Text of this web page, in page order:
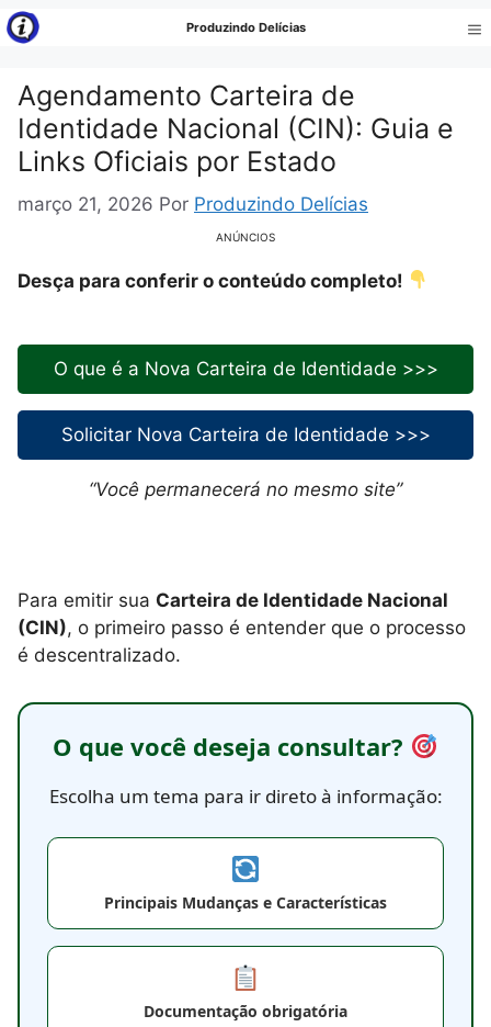
Pular
para
conteúdo
Produzindo Delícias
Agendamento Carteira de
Identidade Nacional (CIN): Guia e
Links Oficiais por Estado
março 21, 2026 Por Produzindo Delícias
ANÚNCIOS
Desça para conferir o conteúdo completo!
O que é a Nova Carteira de Identidade >>>
Solicitar Nova Carteira de Identidade >>>
“Você permanecerá no mesmo site”
Para emitir sua Carteira de Identidade Nacional
(CIN), o primeiro passo é entender que o processo
é descentralizado.
O que você deseja consultar?
Escolha um tema para ir direto à informação:
Principais Mudanças e Características
Documentação obrigatória